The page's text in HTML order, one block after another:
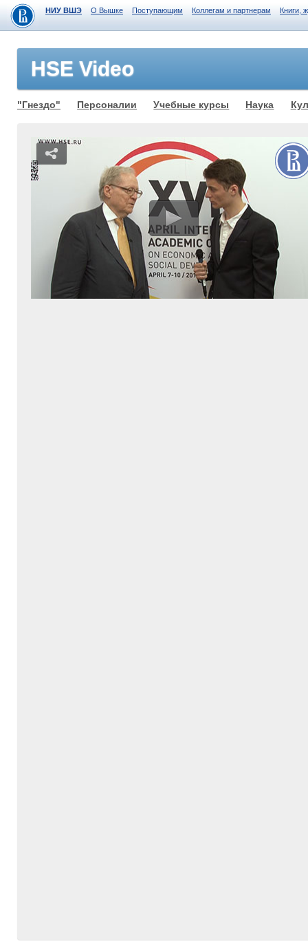
НИУ ВШЭ О Вышке Поступающим Коллегам и партнерам Книги,
HSE Video
"Гнездо" Персоналии Учебные курсы Наука